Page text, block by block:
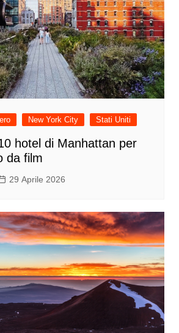
New York City Stati Uniti
hotel di Manhattan per
da film
29 Aprile 2026